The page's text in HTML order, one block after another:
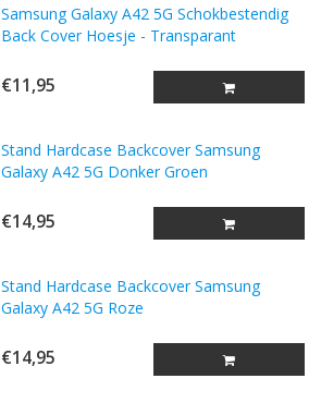
Samsung Galaxy A42 5G Schokbestendig
Back Cover Hoesje - Transparant
€11,95
Stand Hardcase Backcover Samsung
Galaxy A42 5G Donker Groen
€14,95
Stand Hardcase Backcover Samsung
Galaxy A42 5G Roze
€14,95